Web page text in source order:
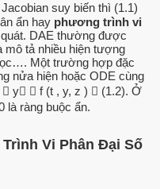
suy biến thì (1.1)
ẩn hay phương trình vi
DAE thường được
mô tả nhiều hiện tượng
Một trường hợp đặc
nửa hiện hoặc ODE cùng
y  f (t , y, z )  (1.2). Ở
là ràng buộc ẩn.
Vi Phân Đại Số